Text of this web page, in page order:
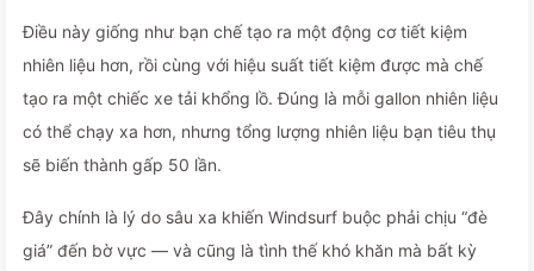
Điều này giống như bạn chế tạo ra một động cơ tiết kiệm
nhiên liệu hơn, rồi cùng với hiệu suất tiết kiệm được mà chế
tạo ra một chiếc xe tải khổng lồ. Đúng là mỗi gallon nhiên liệu
có thể chạy xa hơn, nhưng tổng lượng nhiên liệu bạn tiêu thụ
sẽ biến thành gấp 50 lần.
Đây chính là lý do sâu xa khiến Windsurf buộc phải chịu “đè
giá” đến bờ vực — và cũng là tình thế khó khăn mà bất kỳ